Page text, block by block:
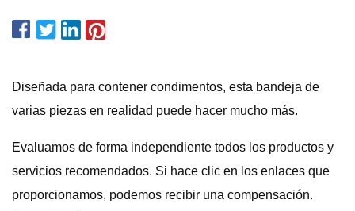
Diseñada para contener condimentos, esta bandeja de
varias piezas en realidad puede hacer mucho más.
Evaluamos de forma independiente todos los productos y
servicios recomendados. Si hace clic en los enlaces que
proporcionamos, podemos recibir una compensación.